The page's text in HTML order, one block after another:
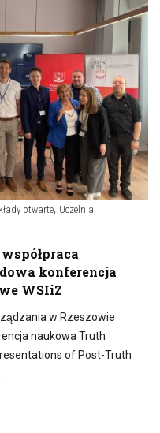
otwarte, Uczelnia
konferencja
WSIiZ
w Rzeszowie
naukowa Truth
of Post-Truth